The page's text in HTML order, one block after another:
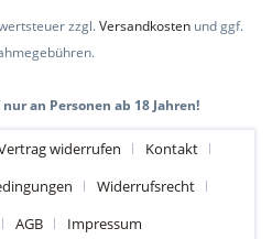
zzgl.Versandkosten und ggf.
an Personen ab 18 Jahren!
widerrufen
Kontakt
Widerrufsrecht
AGB Impressum